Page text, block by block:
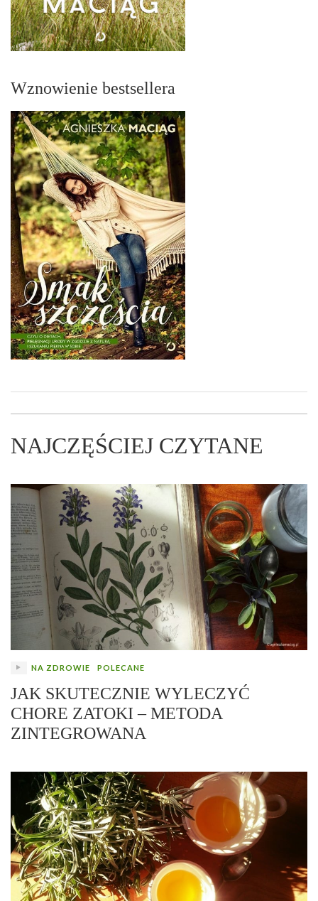
Wznowienie bestsellera
NAJCZĘŚCIEJ CZYTANE
NA ZDROWIE POLECANE
JAK SKUTECZNIE WYLECZYĆ
CHORE ZATOKI – METODA
ZINTEGROWANA